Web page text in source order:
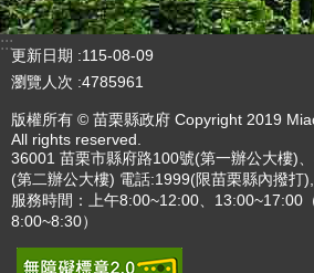
:::
更新日期
115-08-09
瀏覽人次 4785961
版權所有 © 苗栗縣政府 Copyright 2019
All rights reserved.
36001 苗栗市縣府路100號(第一辦公大樓)
(第二辦公大樓) 電話:1999(限苗栗縣內撥打
服務時間：上午8:00~12:00、13:00~17:00
8:00~8:30）